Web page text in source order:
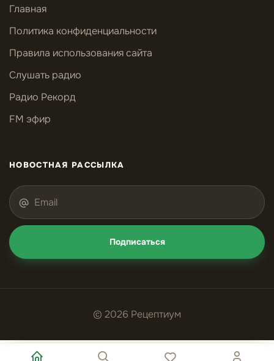
Главная
Политика конфиденциальности
Правила использования сайта
Слушать радио
Радио Рекорд
FM эфир
НОВОСТНАЯ РАССЫЛКА
Подписаться
© 2026 Рецептиум